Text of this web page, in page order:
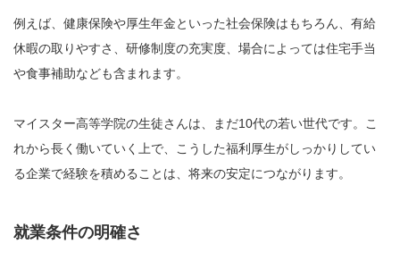
例えば、健康保険や厚生年金といった社会保険はもちろん、有給
休暇の取りやすさ、研修制度の充実度、場合によっては住宅手当
や食事補助なども含まれます。
マイスター高等学院の生徒さんは、まだ10代の若い世代です。こ
れから長く働いていく上で、こうした福利厚生がしっかりしてい
る企業で経験を積めることは、将来の安定につながります。
就業条件の明確さ